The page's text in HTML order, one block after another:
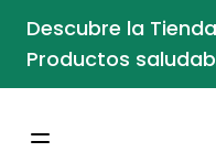
Descubre la
Productos